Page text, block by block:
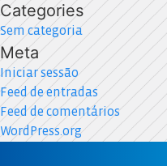
Categories
Sem categoria
Meta
Iniciar sessão
Feed de entradas
Feed de comentários
WordPress.org